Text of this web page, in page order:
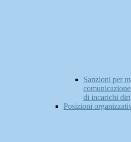
Sanzioni per
di incarichi
Posizioni